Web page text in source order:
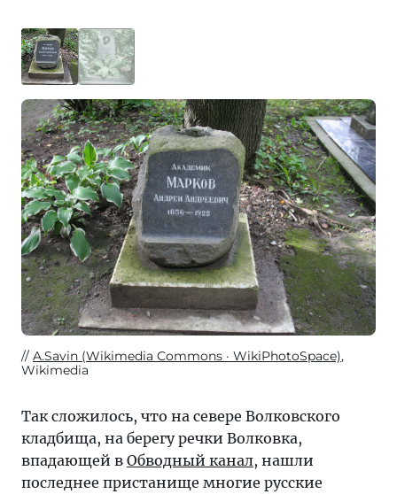
A.Savin (Wikimedia Commons · WikiPhotoSpace),
Wikimedia
Так сложилось, что на севере Волковского
кладбища, на берегу речки Волковка,
впадающей в Обводный канал, нашли
последнее пристанище многие русские